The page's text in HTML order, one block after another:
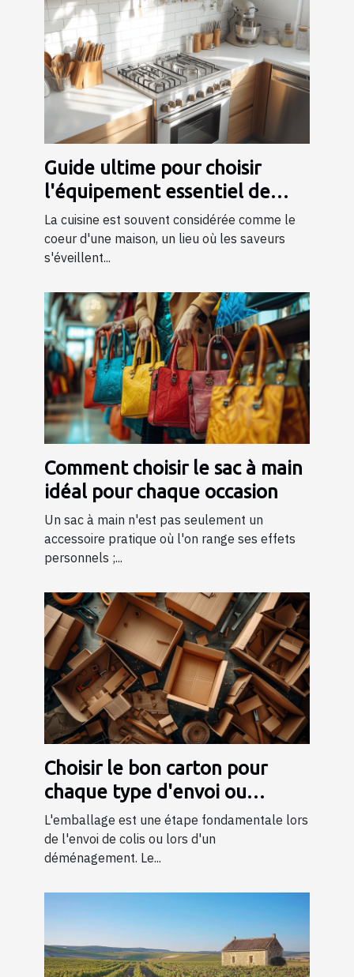
Guide ultime pour choisir
l'équipement essentiel de
cuisine
La cuisine est souvent considérée comme le
coeur d'une maison, un lieu où les saveurs
s'éveillent...
Comment choisir le sac à main
idéal pour chaque occasion
Un sac à main n'est pas seulement un
accessoire pratique où l'on range ses effets
personnels ;...
Choisir le bon carton pour
chaque type d'envoi ou
déménagement
L'emballage est une étape fondamentale lors
de l'envoi de colis ou lors d'un
déménagement. Le...